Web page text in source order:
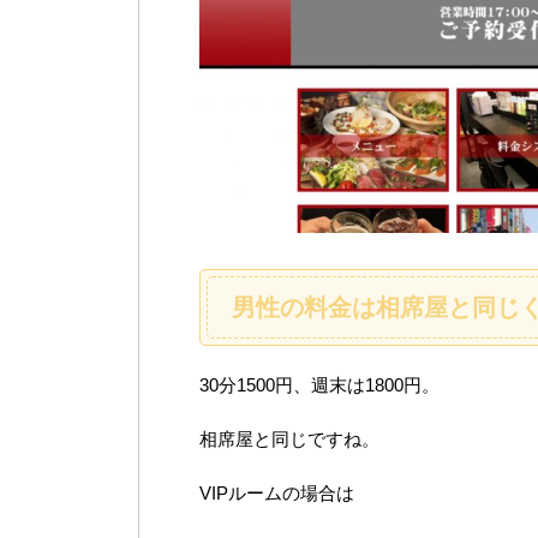
男性の料金は相席屋と同じ
30分1500円、週末は1800円。
相席屋と同じですね。
VIPルームの場合は